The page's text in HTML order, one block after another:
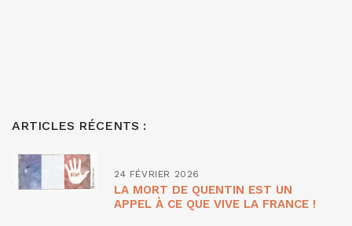
ARTICLES RÉCENTS :
24 FÉVRIER 2026
LA MORT DE QUENTIN EST UN
APPEL À CE QUE VIVE LA FRANCE !